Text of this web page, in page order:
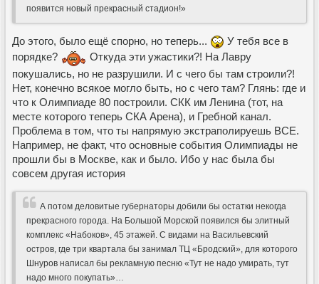
появится новый прекрасный стадион!»
До этого, было ещё спорно, но теперь...
У тебя все в
порядке?
Откуда эти ужастики?! На Лавру
покушались, но не разрушили. И с чего бы там строили?!
Нет, конечно всякое могло быть, но с чего там? Глянь: где и
что к Олимпиаде 80 построили. СКК им Ленина (тот, на
месте которого теперь СКА Арена), и Гребной канал.
Проблема в том, что ты напрямую экстраполируешь ВСЕ.
Например, не факт, что основные события Олимпиады не
прошли бы в Москве, как и было. Ибо у нас была бы
совсем другая история
А потом деловитые губернаторы добили бы остатки некогда
прекрасного города. На Большой Морской появился бы элитный
комплекс «Набоков», 45 этажей. С видами на Васильевский
остров, где три квартала бы занимал ТЦ «Бродский», для которого
Шнуров написал бы рекламную песню «Тут не надо умирать, тут
надо много покупать»…